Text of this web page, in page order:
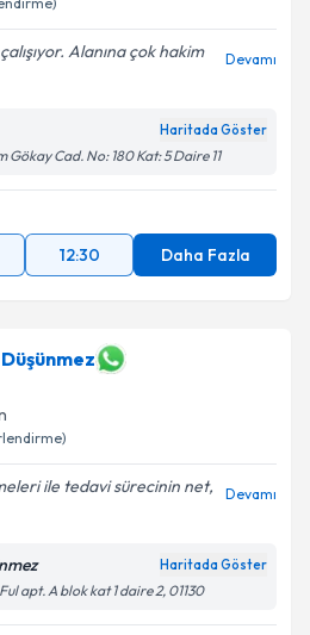
Alanına çok hakim
Devamı
Haritada Göster
Cad. No: 180 Kat: 5 Daire 11
12:30 Daha Fazla
ile tedavi sürecinin net,
Devamı
Haritada Göster
apt. A blok kat 1 daire 2, 01130